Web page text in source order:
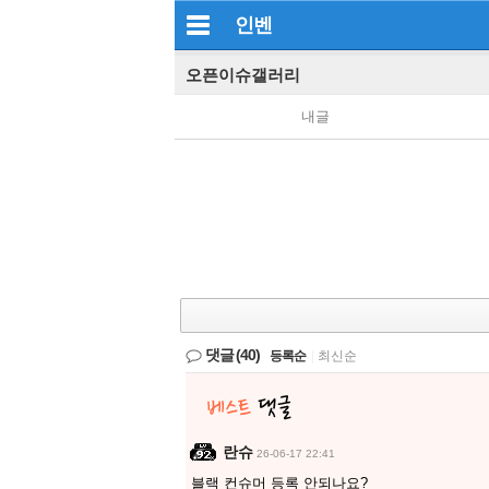
인벤
오픈이슈갤러리
내글
댓글(40) 등록순 최신순
란슈 26-06-17 22:41
블랙 컨슈머 등록 안되나요?